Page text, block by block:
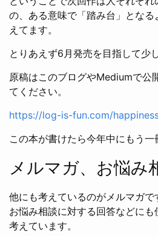
の、ある意味で「踏み台」とな
えてます。
とりあえず6月発売を目指して少
原稿はこのブログやMediumで公
てください。
https://log-is-fun.com/
この本が書けたら今年中にもう一
メルマガ、お悩み
他にも考えているのがメルマガ
お悩み相談に対する回答などに
考えています。